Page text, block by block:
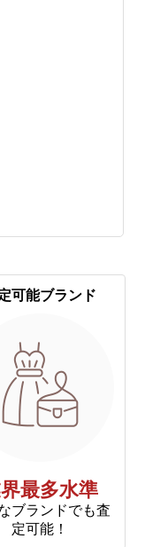
可能ブランド
最多水準
ブランドでも査
定可能！